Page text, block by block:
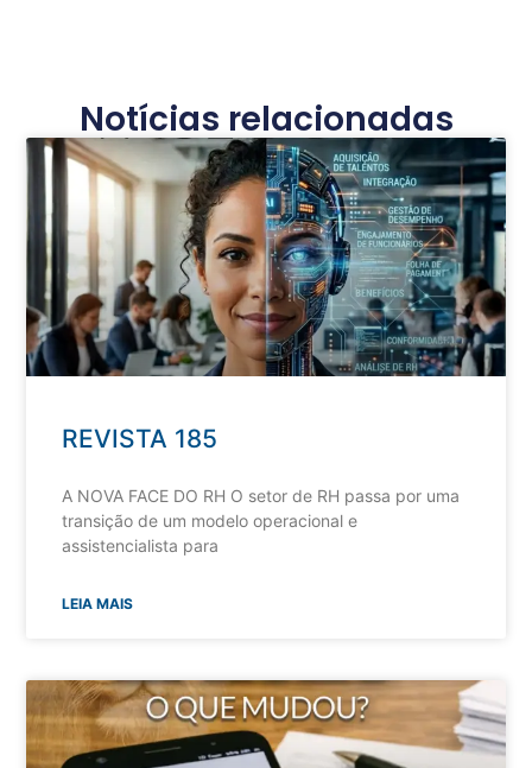
Notícias relacionadas
REVISTA 185
A NOVA FACE DO RH O setor de RH passa por uma
transição de um modelo operacional e
assistencialista para
LEIA MAIS